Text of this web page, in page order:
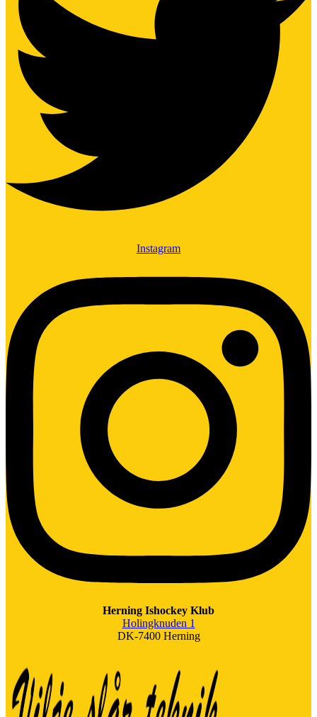
Instagram
Herning Ishockey Klub
Holingknuden 1
DK-7400 Herning